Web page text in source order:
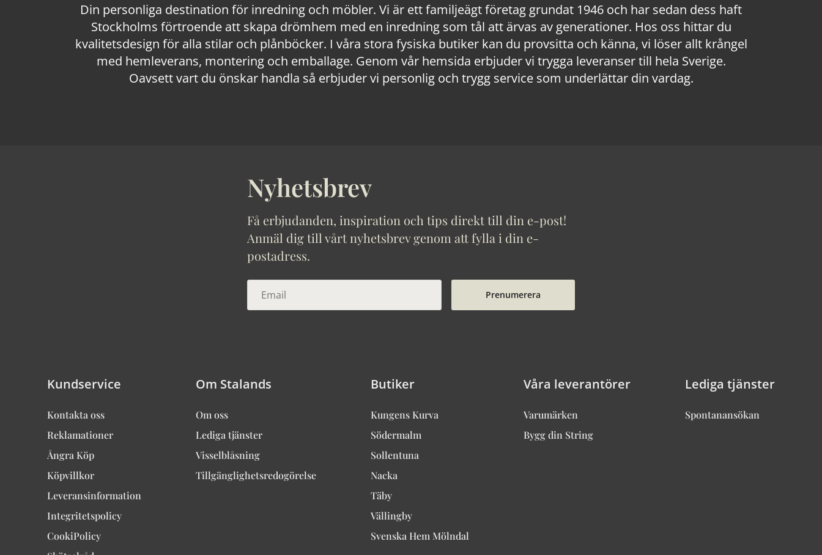
Din personliga destination för inredning och möbler. Vi är ett familjeägt företag grundat 1946 och har sedan dess haft
Stockholms förtroende att skapa drömhem med en inredning som tål att ärvas av generationer. Hos oss hittar du
kvalitetsdesign för alla stilar och plånböcker. I våra stora fysiska butiker kan du provsitta och känna, vi löser allt krångel
med hemleverans, montering och emballage. Genom vår hemsida erbjuder vi trygga leveranser till hela Sverige.
Oavsett vart du önskar handla så erbjuder vi personlig och trygg service som underlättar din vardag.
Nyhetsbrev
Få erbjudanden, inspiration och tips direkt till din e-post!
Anmäl dig till vårt nyhetsbrev genom att fylla i din e-
postadress.
Prenumerera
Kundservice
Kontakta oss
Reklamationer
Ångra Köp
Köpvillkor
Leveransinformation
Integritetspolicy
CookiPolicy
Om Stalands
Om oss
Lediga tjänster
Visselblåsning
Tillgänglighetsredogörelse
Butiker
Kungens Kurva
Södermalm
Sollentuna
Nacka
Täby
Vällingby
Svenska Hem Mölndal
Våra leverantörer
Varumärken
Bygg din String
Lediga tjänster
Spontanansökan